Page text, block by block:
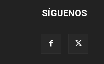
SÍGUENOS